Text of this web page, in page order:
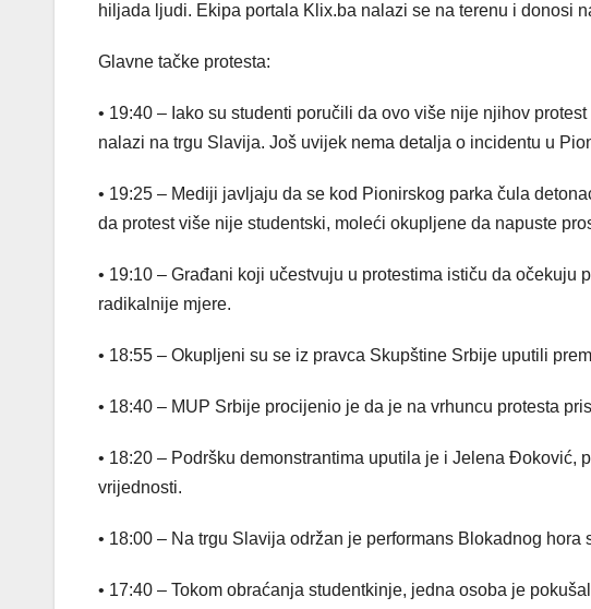
hiljada ljudi. Ekipa portala Klix.ba nalazi se na terenu i donosi
Glavne tačke protesta:
• 19:40 – Iako su studenti poručili da ovo više nije njihov
nalazi na trgu Slavija. Još uvijek nema detalja o incidentu u
• 19:25 – Mediji javljaju da se kod Pionirskog parka čula
da protest više nije studentski, moleći okupljene da napuste
• 19:10 – Građani koji učestvuju u protestima ističu da
radikalnije mjere.
• 18:55 – Okupljeni su se iz pravca Skupštine Srbije uputili
• 18:40 – MUP Srbije procijenio je da je na vrhuncu protesta
• 18:20 – Podršku demonstrantima uputila je i Jelena Đoković,
vrijednosti.
• 18:00 – Na trgu Slavija održan je performans Blokadnog hora
• 17:40 – Tokom obraćanja studentkinje, jedna osoba je